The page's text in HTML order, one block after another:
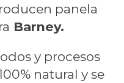
panela
Barney.
y procesos
natural y se